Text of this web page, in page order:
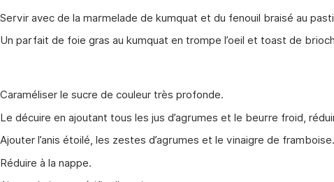
Servir avec de la marmelade de kumquat et du fenouil braisé au
Un parfait de foie gras au kumquat en trompe l’oeil et toast de
Caraméliser le sucre de couleur très profonde.
Le décuire en ajoutant tous les jus d’agrumes et le beurre froid,
Ajouter l’anis étoilé, les zestes d’agrumes et le vinaigre de framboise.
Réduire à la nappe.